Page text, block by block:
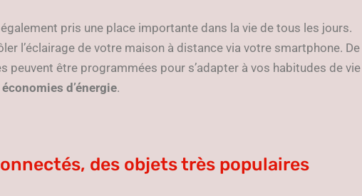
pris une place importante dans la vie de tous les jours.
l’éclairage de votre maison à distance via votre smartphone. De
peuvent être programmées pour s’adapter à vos habitudes de vie
d’énergie.
des objets très populaires